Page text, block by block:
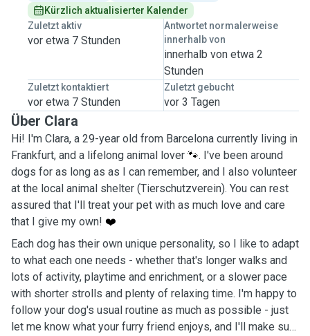
Kürzlich aktualisierter Kalender
Zuletzt aktiv
vor etwa 7 Stunden
Antwortet normalerweise
innerhalb von
innerhalb von etwa 2
Stunden
Zuletzt kontaktiert
vor etwa 7 Stunden
Zuletzt gebucht
vor 3 Tagen
Über Clara
Hi! I'm Clara, a 29-year old from Barcelona currently living in
Frankfurt, and a lifelong animal lover 🐾. I've been around
dogs for as long as as I can remember, and I also volunteer
at the local animal shelter (Tierschutzverein). You can rest
assured that I'll treat your pet with as much love and care
that I give my own! ❤️
Each dog has their own unique personality, so I like to adapt
to what each one needs - whether that's longer walks and
lots of activity, playtime and enrichment, or a slower pace
with shorter strolls and plenty of relaxing time. I'm happy to
follow your dog's usual routine as much as possible - just
let me know what your furry friend enjoys, and I'll make sure